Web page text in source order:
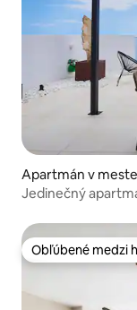
Apartmán v
Jedinečný
Obľúbené medzi
Obľúbené medzi